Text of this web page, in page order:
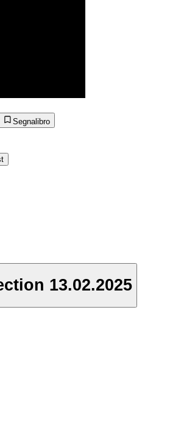
Segnalibro
13.02.2025